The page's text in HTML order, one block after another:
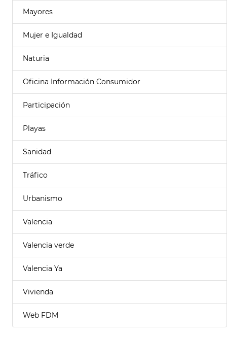
Mayores
Mujer e Igualdad
Naturia
Oficina Información Consumidor
Participación
Playas
Sanidad
Tráfico
Urbanismo
Valencia
Valencia verde
Valencia Ya
Vivienda
Web FDM